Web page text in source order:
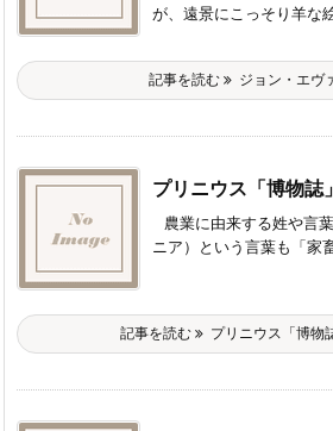
が、遠景にこっそり羊な
記事を読む ジョン・エヴ
プリニウス「博物誌
農業に由来する姓や言
ニア）という言葉も「家
記事を読む プリニウス「博物